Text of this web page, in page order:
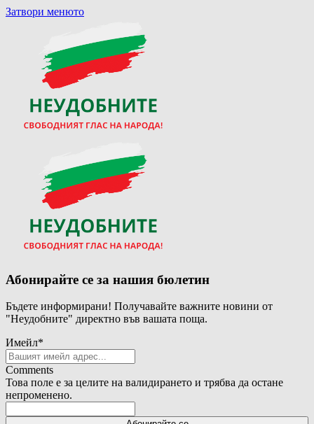
Затвори менюто
Абонирайте се за нашия бюлетин
Бъдете информирани! Получавайте важните новини от
"Неудобните" директно във вашата поща.
Имейл*
Comments
Това поле е за целите на валидирането и трябва да остане
непроменено.